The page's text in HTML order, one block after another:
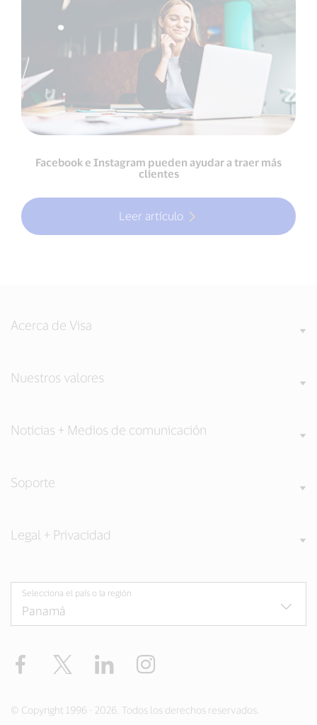
Facebook e Instagram pueden ayudar a traer más
clientes
Leer artículo
Acerca de Visa
Nuestros valores
Noticias + Medios de comunicación
Soporte
Legal + Privacidad
Selecciona el país o la región
Facebook Twitter LinkedIn
© Copyright 1996 - 2026. Todos los derechos reservados.